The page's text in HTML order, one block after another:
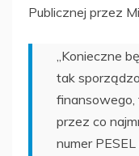
Publicznej przez
„Konieczne
tak
finansowego,
przez co
numer